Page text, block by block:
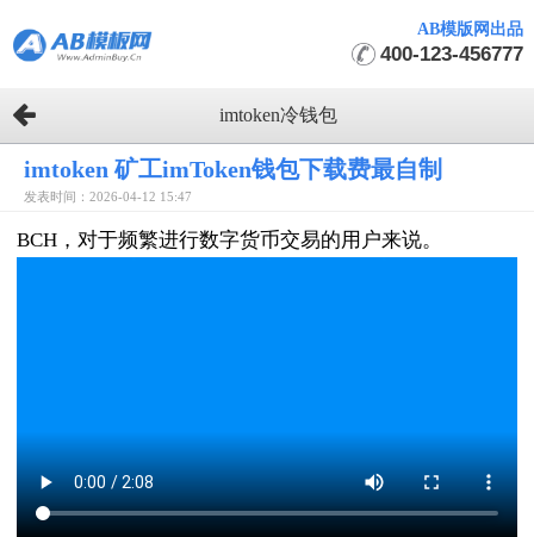
AB模版网出品
400-123-456777
imtoken冷钱包
imtoken 矿工imToken钱包下载费最自制
发表时间：2026-04-12 15:47
BCH，对于频繁进行数字货币交易的用户来说。